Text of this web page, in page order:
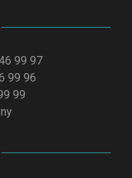
99 97
99 96
99